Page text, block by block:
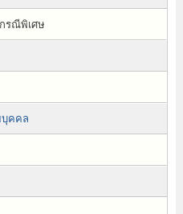
รณีพิเศษ
คคล